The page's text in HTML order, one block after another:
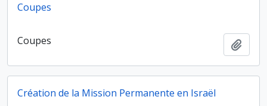
Coupes
Coupes
Création de la Mission Permanente en Israël